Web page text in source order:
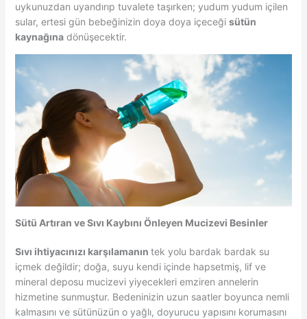
uykunuzdan uyandırıp tuvalete taşırken; yudum yudum içilen
sular, ertesi gün bebeğinizin doya doya içeceği sütün
kaynağınadönüşecektir.
Sütü Artıran ve Sıvı Kaybını Önleyen Mucizevi Besinler
Sıvı ihtiyacınızı karşılamanın tek yolu bardak bardak su
içmek değildir; doğa, suyu kendi içinde hapsetmiş, lif ve
mineral deposu mucizevi yiyecekleri emziren annelerin
hizmetine sunmuştur. Bedeninizin uzun saatler boyunca nemli
kalmasını ve sütünüzün o yağlı, doyurucu yapısını korumasını